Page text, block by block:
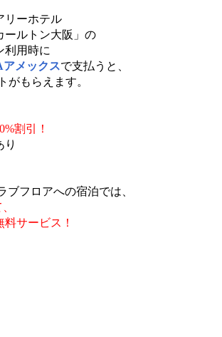
リーホテル
ールトン大阪」の
利用時に
メックスで支払うと、
がもらえます。
割引！
ブフロアへの宿泊では、
サービス！